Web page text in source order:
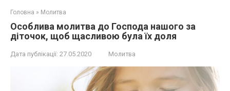
Головна » Молитва
Особлива молитва до Господа нашого за
діточок, щоб щасливою була їх доля
Дата публікації: 27.05.2020 Молитва